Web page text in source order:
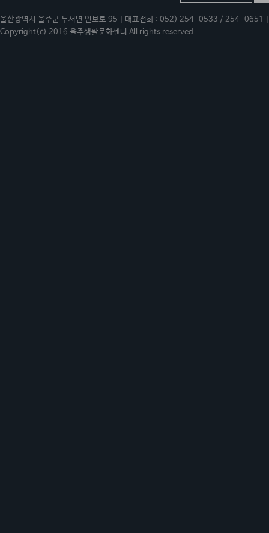
울산광역시 울주군 두서면 인보로 95 | 대표전화 : 052) 254-0533 / 254-
Copyright(c) 2016 울주생활문화센터 All rights reserved.